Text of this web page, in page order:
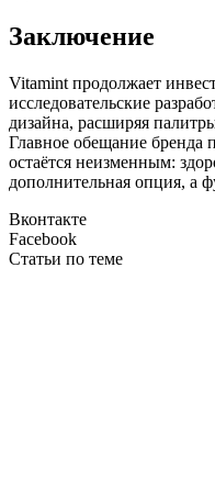
Заключение
Vitamint продолжает
исследовательские
дизайна, расширяя
Главное обещание бренда
остаётся неизменным:
дополнительная опция, а
Вконтакте
Facebook
Статьи по теме